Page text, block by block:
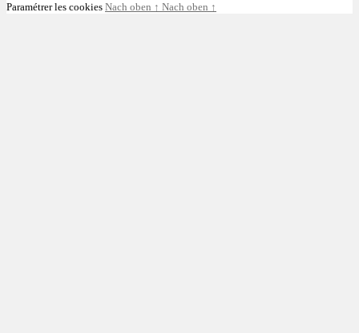
Paramétrer les cookies Nach oben ↑ Nach oben ↑